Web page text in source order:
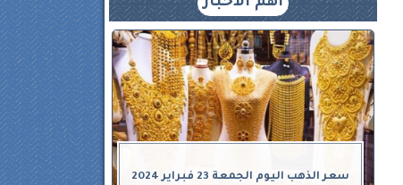
سعر الذهب اليوم الجمعة 23 فبراير 2024